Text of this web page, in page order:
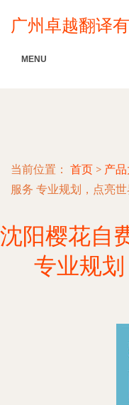
广州卓越翻译
MENU
当前位置： 首页 > 产
服务 专业规划，点亮
沈阳樱花自
专业规